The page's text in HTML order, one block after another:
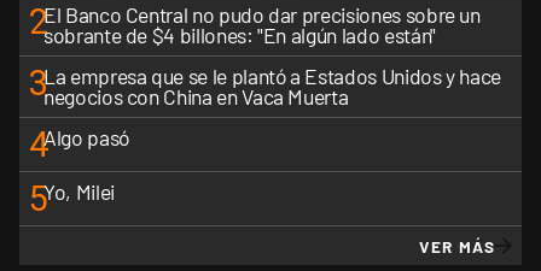
2El Banco Central no pudo dar precisiones sobre un
sobrante de $4 billones: "En algún lado están"
3La empresa que se le plantó a Estados Unidos y hace
negocios con China en Vaca Muerta
4Algo pasó
5Yo, Milei
VER MÁS